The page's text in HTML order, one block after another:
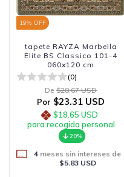
19% OFF
tapete RAYZA Marbella
Elite BS Classico 101-4
060x120 cm
(0)
De $28.67 USD
Por $23.31 USD
$18.65 USD
para recogida personal
20%
4 meses sin intereses de
$5.83 USD